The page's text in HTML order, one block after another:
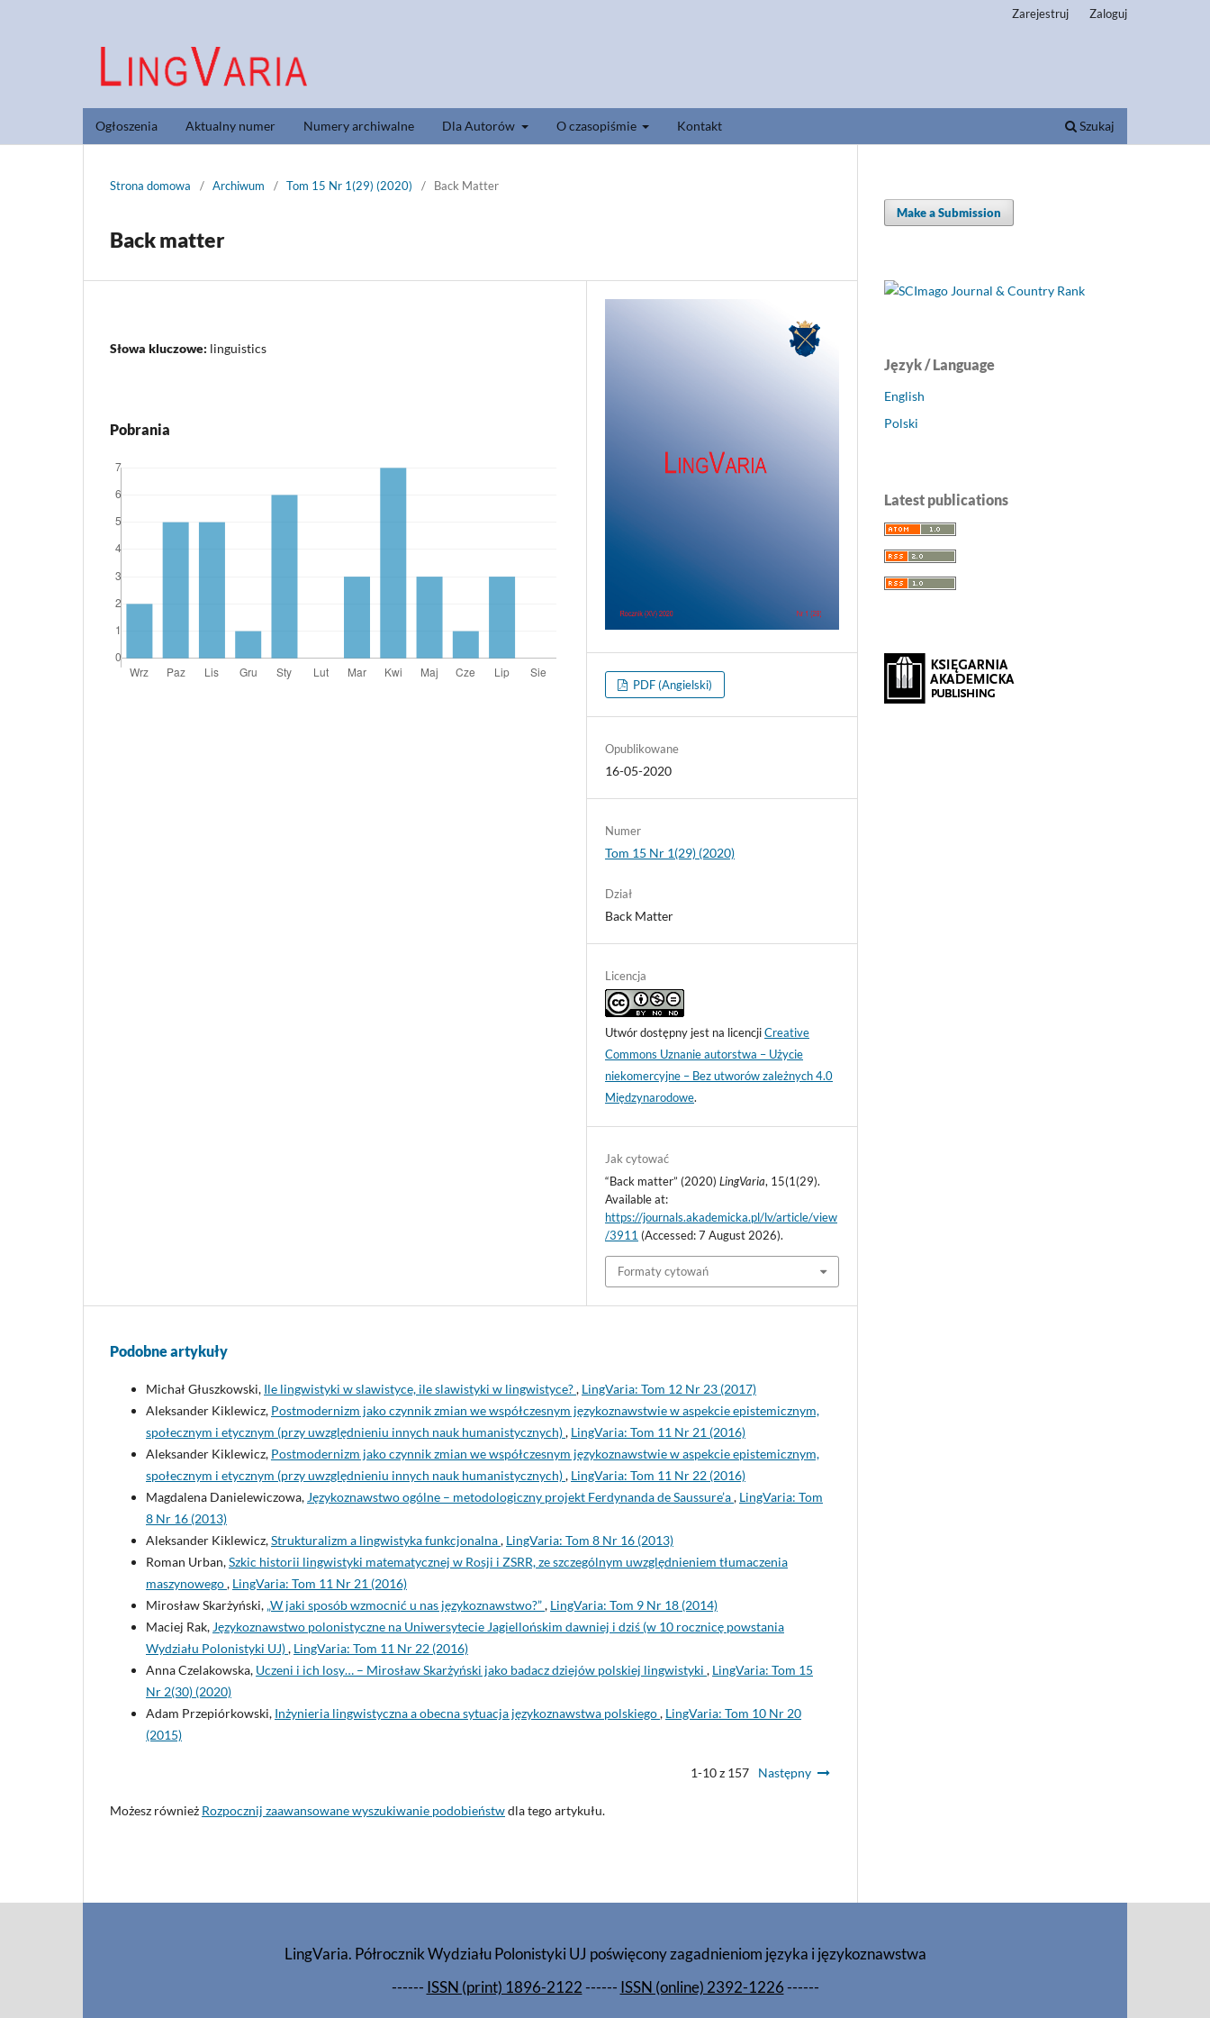
Ogłoszenia Aktualny numer Numery archiwalne Dla Autorów O czasopiśmie Kontakt Szukaj
Zarejestruj Zaloguj
Strona domowa / Archiwum / Tom 15 Nr 1(29) (2020) / Back Matter
Back matter
Słowa kluczowe: linguistics
Pobrania
PDF (Angielski)
Opublikowane
16-05-2020
Numer
Tom 15 Nr 1(29) (2020)
Dział
Back Matter
Licencja
Utwór dostępny jest na licencjiCreative
Commons Uznanie autorstwa – Użycie
niekomercyjne – Bez utworów zależnych 4.0
Międzynarodowe.
Jak cytować
“Back matter” (2020)LingVaria, 15(1(29).
Available at:
https://journals.akademicka.pl/lv/article/view
/3911 (Accessed: 7 August 2026).
Formaty cytowań
Podobne artykuły
Michał Głuszkowski, Ile lingwistyki w slawistyce, ile slawistyki w lingwistyce?, LingVaria: Tom 12 Nr 23 (2017)
Aleksander Kiklewicz, Postmodernizm jako czynnik zmian we współczesnym językoznawstwie w aspekcie epistemicznym,
społecznym i etycznym (przy uwzględnieniu innych nauk humanistycznych), LingVaria: Tom 11 Nr 21 (2016)
Aleksander Kiklewicz, Postmodernizm jako czynnik zmian we współczesnym językoznawstwie w aspekcie epistemicznym,
społecznym i etycznym (przy uwzględnieniu innych nauk humanistycznych), LingVaria: Tom 11 Nr 22 (2016)
Magdalena Danielewiczowa, Językoznawstwo ogólne – metodologiczny projekt Ferdynanda de Saussure’a, LingVaria: Tom
8 Nr 16 (2013)
Aleksander Kiklewicz,Strukturalizm a lingwistyka funkcjonalna, LingVaria: Tom 8 Nr 16 (2013)
Roman Urban,Szkic historii lingwistyki matematycznej w Rosji i ZSRR, ze szczególnym uwzględnieniem tłumaczenia
maszynowego, LingVaria: Tom 11 Nr 21 (2016)
Mirosław Skarżyński, „W jaki sposób wzmocnić u nas językoznawstwo?”, LingVaria: Tom 9 Nr 18 (2014)
Maciej Rak, Językoznawstwo polonistyczne na Uniwersytecie Jagiellońskim dawniej i dziś (w 10 rocznicę powstania
Wydziału Polonistyki UJ), LingVaria: Tom 11 Nr 22 (2016)
Anna Czelakowska, Uczeni i ich losy… – Mirosław Skarżyński jako badacz dziejów polskiej lingwistyki , LingVaria: Tom 15
Nr 2(30) (2020)
Adam Przepiórkowski, Inżynieria lingwistyczna a obecna sytuacja językoznawstwa polskiego, LingVaria: Tom 10 Nr 20
(2015)
1-10 z 157 Następny
Możesz również Rozpocznij zaawansowane wyszukiwanie podobieństwdla tego artykułu.
Make a Submission
Język / Language
English
Polski
Latest publications
LingVaria. Półrocznik Wydziału Polonistyki UJ poświęcony zagadnieniom języka i językoznawstwa
------ ISSN (print) 1896-2122------ ISSN (online) 2392-1226------